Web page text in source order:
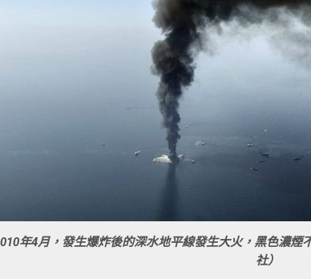
年4月，發生爆炸後的深水地平線發生大火，黑色濃煙
社）